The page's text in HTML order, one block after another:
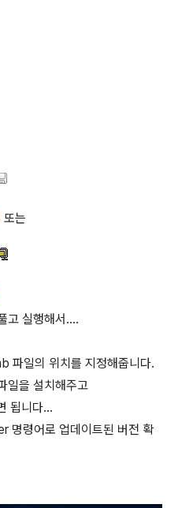
또는
고 실행해서....
일의 위치를 지정해줍니다.
을 설치해주고
됩니다...
명령어로 업데이트된 버전 확